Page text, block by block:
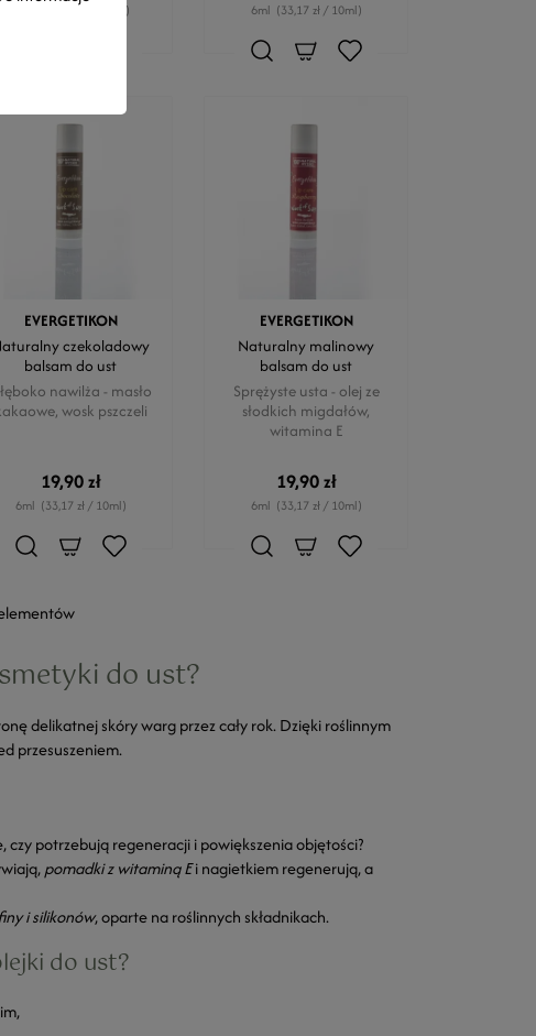
(18,66 zł / 10ml) 6ml (33,17 zł / 10ml)
EVERGETIKON
czekoladowy
balsam do ust
nawilża - masło
wosk pszczeli
19,90 zł
6ml (33,17 zł / 10ml)
EVERGETIKON
Naturalny malinowy
balsam do ust
Sprężyste usta - olej ze
słodkich migdałów,
witamina E
19,90 zł
6ml (33,17 zł / 10ml)
do ust?
delikatnej skóry warg przez cały rok. Dzięki roślinnym
przesuszeniem.
czy potrzebują regeneracji i powiększenia objętości?
pomadki z witaminą Ei nagietkiem regenerują, a
i silikonów, oparte na roślinnych składnikach.
do ust?